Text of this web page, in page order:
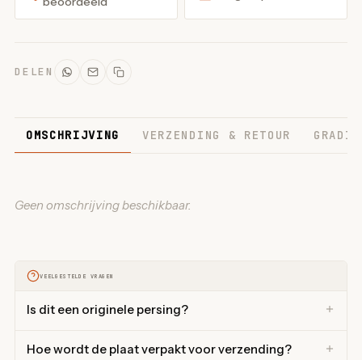
DELEN
OMSCHRIJVING VERZENDING & RETOUR
Geen omschrijving beschikbaar.
VEELGESTELDE VRAGEN
Is dit een originele persing?
Hoe wordt de plaat verpakt voor verzending?